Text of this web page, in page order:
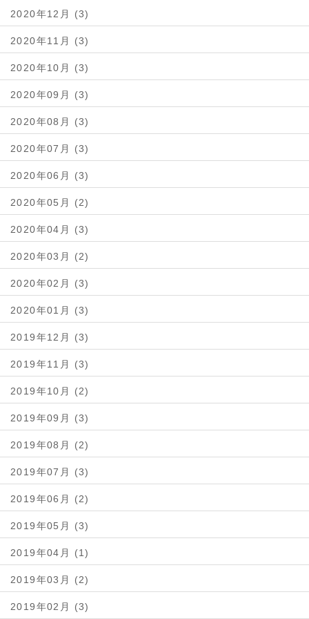
2020年12月 (3)
2020年11月 (3)
2020年10月 (3)
2020年09月 (3)
2020年08月 (3)
2020年07月 (3)
2020年06月 (3)
2020年05月 (2)
2020年04月 (3)
2020年03月 (2)
2020年02月 (3)
2020年01月 (3)
2019年12月 (3)
2019年11月 (3)
2019年10月 (2)
2019年09月 (3)
2019年08月 (2)
2019年07月 (3)
2019年06月 (2)
2019年05月 (3)
2019年04月 (1)
2019年03月 (2)
2019年02月 (3)